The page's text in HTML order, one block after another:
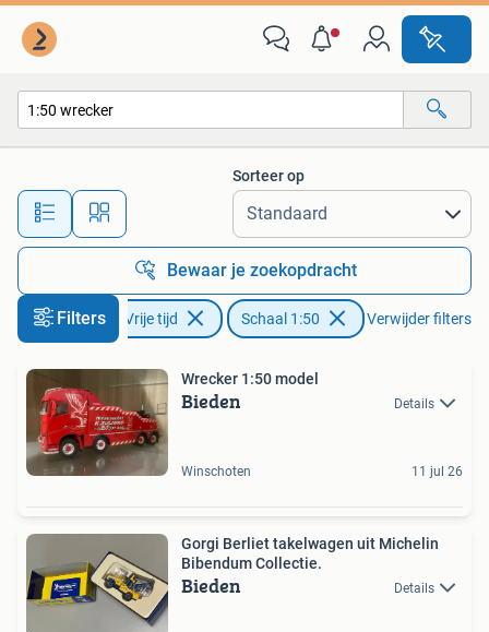
Alle afstanden…
Sorteer op
Bewaar je zoekopdracht
Filters
Hobby en Vrije tijd Schaal 1:50 Verwijder filters
Wrecker 1:50 model
Bieden Details
Winschoten 11 jul 26
Gorgi Berliet takelwagen uit Michelin
Bibendum Collectie.
Bieden Details